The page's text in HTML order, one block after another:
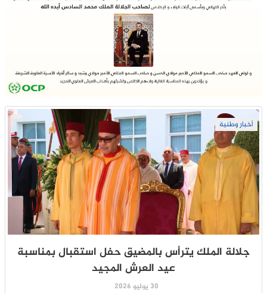
أخبار وطنية
جلالة الملك يترأس بالمضيق حفل استقبال بمناسبة
عيد العرش المجيد
30 يوليو 2026